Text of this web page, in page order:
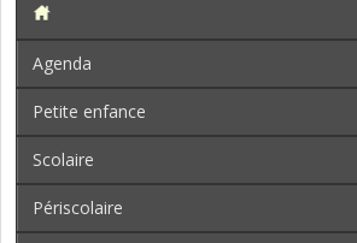
Agenda
Petite enfance
Scolaire
Périscolaire